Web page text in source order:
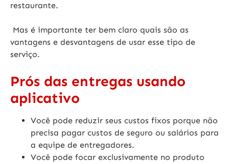
restaurante.
Mas é importante ter bem claro quais são as
vantagens e desvantagens de usar esse tipo de
serviço.
Prós das entregas usando
aplicativo
Você pode reduzir seus custos fixos porque não
precisa pagar custos de seguro ou salários para
a equipe de entregadores.
Você pode focar exclusivamente no produto